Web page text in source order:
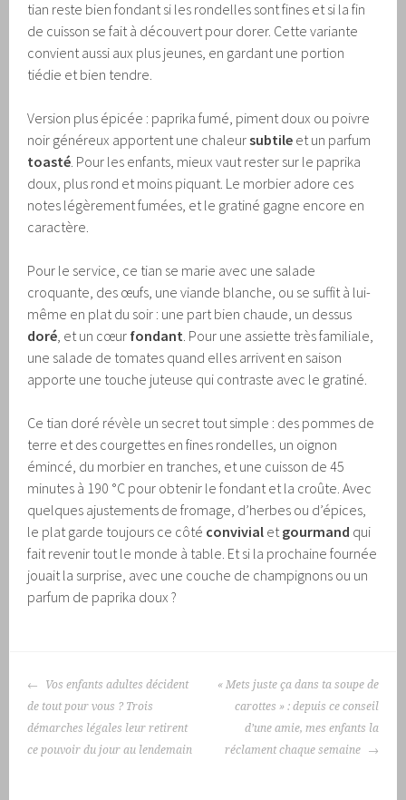
tian reste bien fondant si les rondelles sont fines et si la fin
de cuisson se fait à découvert pour dorer. Cette variante
convient aussi aux plus jeunes, en gardant une portion
tiédie et bien tendre.
Version plus épicée : paprika fumé, piment doux ou poivre
noir généreux apportent une chaleursubtile et un parfum
toasté . Pour les enfants, mieux vaut rester sur le paprika
doux, plus rond et moins piquant. Le morbier adore ces
notes légèrement fumées, et le gratiné gagne encore en
caractère.
Pour le service, ce tian se marie avec une salade
croquante, des œufs, une viande blanche, ou se suffit à lui-
même en plat du soir : une part bien chaude, un dessus
doré , et un cœur fondant . Pour une assiette très familiale,
une salade de tomates quand elles arrivent en saison
apporte une touche juteuse qui contraste avec le gratiné.
Ce tian doré révèle un secret tout simple : des pommes de
terre et des courgettes en fines rondelles, un oignon
émincé, du morbier en tranches, et une cuisson de 45
minutes à 190 °C pour obtenir le fondant et la croûte. Avec
quelques ajustements de fromage, d’herbes ou d’épices,
le plat garde toujours ce côté convivial et gourmand qui
fait revenir tout le monde à table. Et si la prochaine fournée
jouait la surprise, avec une couche de champignons ou un
parfum de paprika doux ?
NAVIGATION
DES
ARTICLES
Vos enfants adultes décident
de tout pour vous ? Trois
démarches légales leur retirent
ce pouvoir du jour au lendemain
« Mets juste ça dans ta soupe de
carottes » : depuis ce conseil
d’une amie, mes enfants la
réclament chaque semaine